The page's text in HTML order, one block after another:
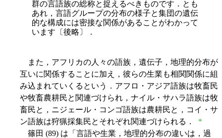
群の言語族の総称と捉えるべきものです．とも
あれ，言語グループの分布の様子と集団の遺伝
的な構成には密接な関係があることがわかって
います〔後略〕．
また，アフリカの人々の語族，遺伝子，地理的分布が
互いに関係することに加え，彼らの生業も相関関係に組
み込まれていくるという．アフロ・アジア語族は牧畜民
や牧畜農耕民と関連づけられ，ナイル・サハラ語族は牧
畜民と，ニジェール・コンゴ語族は農耕民と，コイ・サ
ン語族は狩猟採集民とそれぞれ関連づけられる． *
篠田 (89) は「言語や生業，地理的分布の違いは，過